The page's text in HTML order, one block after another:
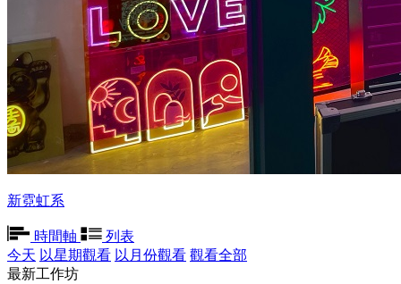
新霓虹系
時間軸
列表
今天 以星期觀看 以月份觀看 觀看全部
最新工作坊